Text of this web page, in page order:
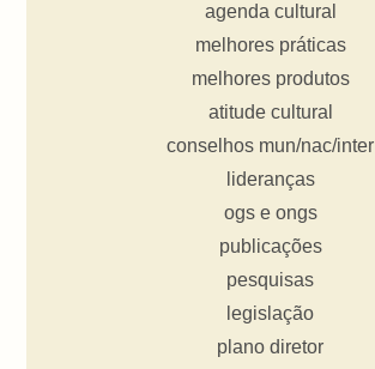
agenda cultural
melhores práticas
melhores produtos
atitude cultural
conselhos mun/nac/inter
lideranças
ogs e ongs
publicações
pesquisas
legislação
plano diretor